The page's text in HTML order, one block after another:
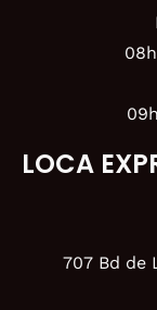
LOCA
707 Bd de